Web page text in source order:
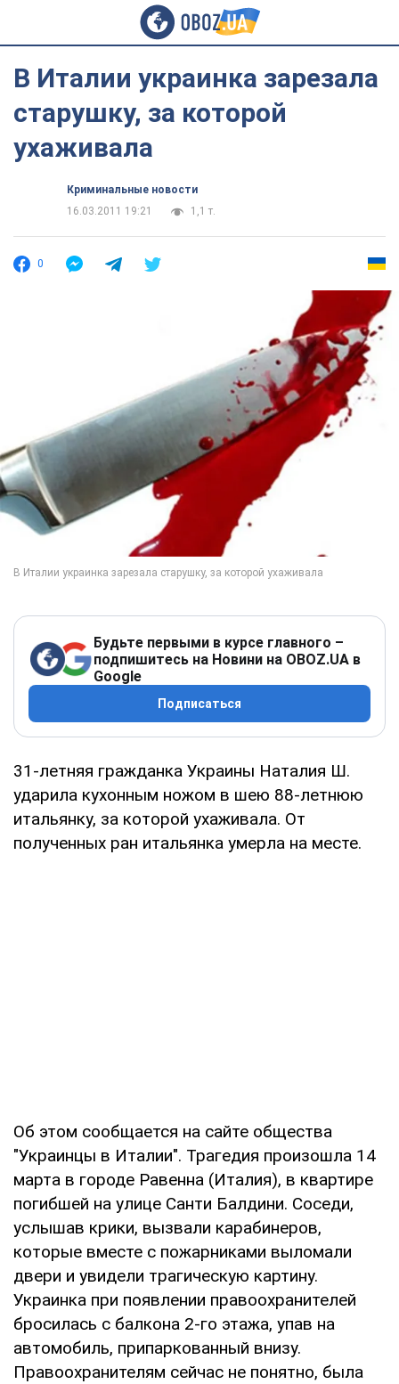
В Италии украинка зарезала
старушку, за которой
ухаживала
Криминальные новости
16.03.2011 19:21
1,1 т.
0
Будьте первыми в курсе главного –
подпишитесь на Новини на OBOZ.UA в
Google
Подписаться
31-летняя гражданка Украины Наталия Ш.
ударила кухонным ножом в шею 88-летнюю
итальянку, за которой ухаживала. От
полученных ран итальянка умерла на месте.
Об этом сообщается на сайте общества
"Украинцы в Италии". Трагедия произошла 14
марта в городе Равенна (Италия), в квартире
погибшей на улице Санти Балдини. Соседи,
услышав крики, вызвали карабинеров,
которые вместе с пожарниками выломали
двери и увидели трагическую картину.
Украинка при появлении правоохранителей
бросилась с балкона 2-го этажа, упав на
автомобиль, припаркованный внизу.
Правоохранителям сейчас не понятно, была